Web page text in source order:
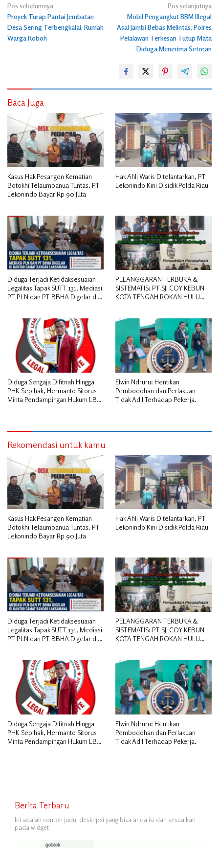
Navigasi
pos
Pos sebelumnya
Proyek Turap Pantai Jembatan
Desa Sering Terbengkalai, Rumah
Warga Roboh
Pos selanjutnya
Mobil Pengangkut BBM Illegal
Asal Jambi Bebas Melintas, Polres
Pelalawan Terkesan Tutup Mata
Diduga Menerima Setoran
Baca Juga
Kasus Hak Pesangon Kematian
Botokhi Telaumbanua Tuntas, PT
Lekonindo Bayar Rp 90 Juta
Hak Ahli Waris Ditelantarkan, PT
Lekonindo Kini Disidik Polda Riau
Diduga Terjadi Ketidaksesuaian
Legalitas Tapak SUTT 131, Mediasi
PT PLN dan PT BBHA Digelar di
PELANGGARAN TERBUKA &
SISTEMATIS: PT SJI COY KEBUN
KOTA TENGAH ROKAN HULU
Diduga Sengaja Difitnah Hingga
PHK Sepihak, Hermanto Sitorus
Minta Pendampingan Hukum LBH
Elwin Ndruru: Hentikan
Pembodohan dan Perlakuan
Tidak Adil Terhadap Pekerja.
Rekomendasi untuk kamu
Kasus Hak Pesangon Kematian
Botokhi Telaumbanua Tuntas, PT
Lekonindo Bayar Rp 90 Juta
Hak Ahli Waris Ditelantarkan, PT
Lekonindo Kini Disidik Polda Riau
Diduga Terjadi Ketidaksesuaian
Legalitas Tapak SUTT 131, Mediasi
PT PLN dan PT BBHA Digelar di
PELANGGARAN TERBUKA &
SISTEMATIS: PT SJI COY KEBUN
KOTA TENGAH ROKAN HULU
Diduga Sengaja Difitnah Hingga
PHK Sepihak, Hermanto Sitorus
Minta Pendampingan Hukum LBH
Elwin Ndruru: Hentikan
Pembodohan dan Perlakuan
Tidak Adil Terhadap Pekerja.
Berita Terbaru
Ini adalah contoh judul deskripsi yang bisa anda isi dan sesuaikan
pada widget